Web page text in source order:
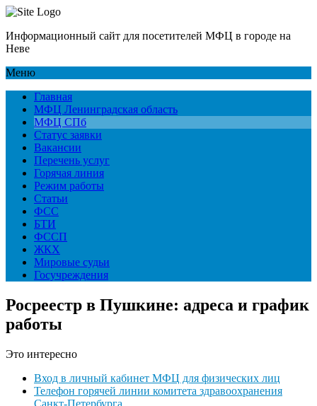
Информационный сайт для посетителей МФЦ в городе на
Неве
Меню
Главная
МФЦ Ленинградская область
МФЦ СПб
Статус заявки
Вакансии
Перечень услуг
Горячая линия
Режим работы
Статьи
ФСС
БТИ
ФССП
ЖКХ
Мировые судьи
Госучреждения
Росреестр в Пушкине: адреса и график
работы
Это интересно
Вход в личный кабинет МФЦ для физических лиц
Телефон горячей линии комитета здравоохранения
Санкт-Петербурга